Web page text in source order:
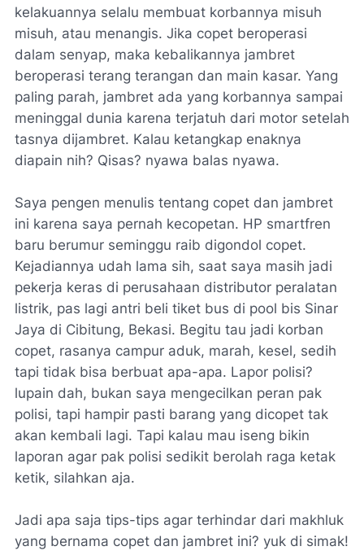
kelakuannya selalu membuat korbannya misuh
misuh, atau menangis. Jika copet beroperasi
dalam senyap, maka kebalikannya jambret
beroperasi terang terangan dan main kasar. Yang
paling parah, jambret ada yang korbannya sampai
meninggal dunia karena terjatuh dari motor setelah
tasnya dijambret. Kalau ketangkap enaknya
diapain nih? Qisas? nyawa balas nyawa.
Saya pengen menulis tentang copet dan jambret
ini karena saya pernah kecopetan. HP smartfren
baru berumur seminggu raib digondol copet.
Kejadiannya udah lama sih, saat saya masih jadi
pekerja keras di perusahaan distributor peralatan
listrik, pas lagi antri beli tiket bus di pool bis Sinar
Jaya di Cibitung, Bekasi. Begitu tau jadi korban
copet, rasanya campur aduk, marah, kesel, sedih
tapi tidak bisa berbuat apa-apa. Lapor polisi?
lupain dah, bukan saya mengecilkan peran pak
polisi, tapi hampir pasti barang yang dicopet tak
akan kembali lagi. Tapi kalau mau iseng bikin
laporan agar pak polisi sedikit berolah raga ketak
ketik, silahkan aja.
Jadi apa saja tips-tips agar terhindar dari makhluk
yang bernama copet dan jambret ini? yuk di simak!